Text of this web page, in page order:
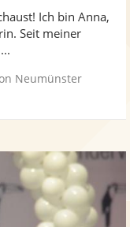
Fotos
5
Ich bin Anna,
Seit meiner
Neumünster